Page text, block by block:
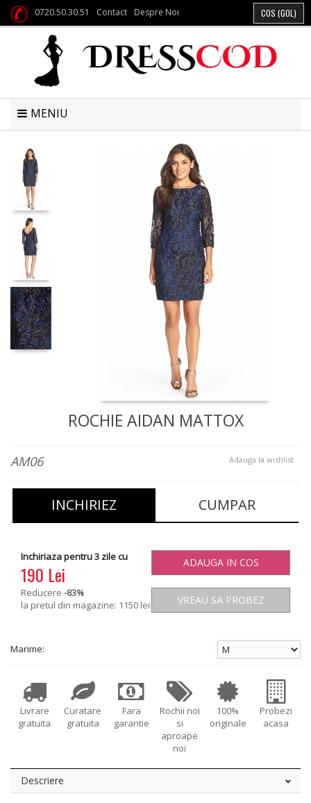
0720.50.30.51 Contact Despre Noi COS (GOL)
MENIU
ROCHIE AIDAN MATTOX
Adauga la wishlist
AM06
INCHIRIEZ CUMPAR
Inchiriaza pentru 3 zile cu
190 Lei
Reducere -83%
la pretul din magazine: 1150 lei
ADAUGA IN COS
VREAU SA PROBEZ
Marime:
Livrare
gratuita
Curatare
gratuita
Fara
garantie
Rochii noi
si
aproape
noi
100%
originale
Probezi
acasa
Descriere